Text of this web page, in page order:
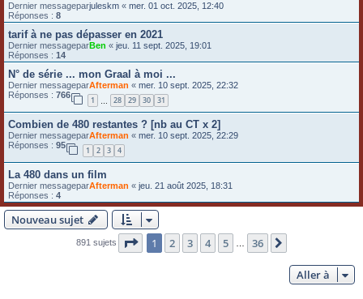
Dernier messageparjuleskm « mer. 01 oct. 2025, 12:40
Réponses : 8
tarif à ne pas dépasser en 2021
Dernier messageparBen « jeu. 11 sept. 2025, 19:01
Réponses : 14
N° de série ... mon Graal à moi ...
Dernier messageparAfterman « mer. 10 sept. 2025, 22:32
Réponses : 766
1 … 28 29 30 31
Combien de 480 restantes ? [nb au CT x 2]
Dernier messageparAfterman « mer. 10 sept. 2025, 22:29
Réponses : 95
1 2 3 4
La 480 dans un film
Dernier messageparAfterman « jeu. 21 août 2025, 18:31
Réponses : 4
Nouveau sujet
891 sujets Page 1sur36
1 2 3 4 5 36
Aller à